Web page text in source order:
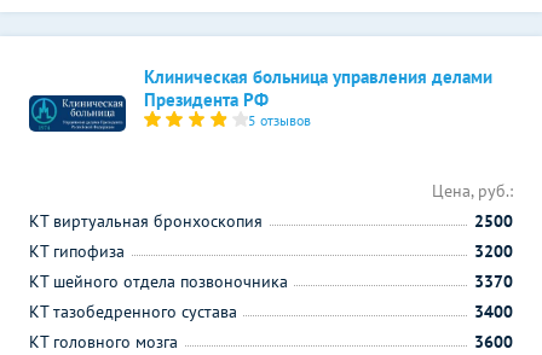
Клиническая больница управления делами
Президента РФ
5 отзывов
Цена, руб.:
КТ виртуальная бронхоскопия
2500
КТ гипофиза
3200
КТ шейного отдела позвоночника
3370
КТ тазобедренного сустава
3400
КТ головного мозга
3600